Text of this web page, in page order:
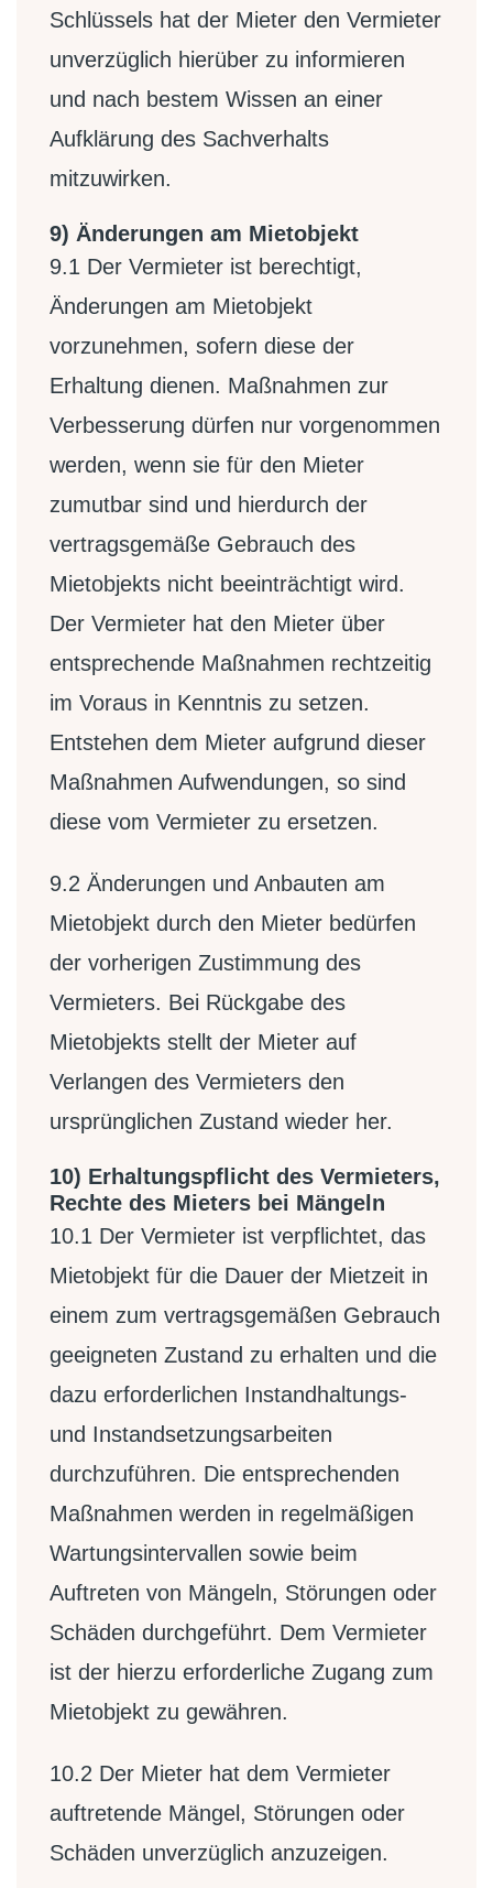
Schlüssels hat der Mieter den Vermieter
unverzüglich hierüber zu informieren
und nach bestem Wissen an einer
Aufklärung des Sachverhalts
mitzuwirken.
9) Änderungen am Mietobjekt
9.1 Der Vermieter ist berechtigt,
Änderungen am Mietobjekt
vorzunehmen, sofern diese der
Erhaltung dienen. Maßnahmen zur
Verbesserung dürfen nur vorgenommen
werden, wenn sie für den Mieter
zumutbar sind und hierdurch der
vertragsgemäße Gebrauch des
Mietobjekts nicht beeinträchtigt wird.
Der Vermieter hat den Mieter über
entsprechende Maßnahmen rechtzeitig
im Voraus in Kenntnis zu setzen.
Entstehen dem Mieter aufgrund dieser
Maßnahmen Aufwendungen, so sind
diese vom Vermieter zu ersetzen.
9.2 Änderungen und Anbauten am
Mietobjekt durch den Mieter bedürfen
der vorherigen Zustimmung des
Vermieters. Bei Rückgabe des
Mietobjekts stellt der Mieter auf
Verlangen des Vermieters den
ursprünglichen Zustand wieder her.
10) Erhaltungspflicht des Vermieters,
Rechte des Mieters bei Mängeln
10.1 Der Vermieter ist verpflichtet, das
Mietobjekt für die Dauer der Mietzeit in
einem zum vertragsgemäßen Gebrauch
geeigneten Zustand zu erhalten und die
dazu erforderlichen Instandhaltungs-
und Instandsetzungsarbeiten
durchzuführen. Die entsprechenden
Maßnahmen werden in regelmäßigen
Wartungsintervallen sowie beim
Auftreten von Mängeln, Störungen oder
Schäden durchgeführt. Dem Vermieter
ist der hierzu erforderliche Zugang zum
Mietobjekt zu gewähren.
10.2 Der Mieter hat dem Vermieter
auftretende Mängel, Störungen oder
Schäden unverzüglich anzuzeigen.